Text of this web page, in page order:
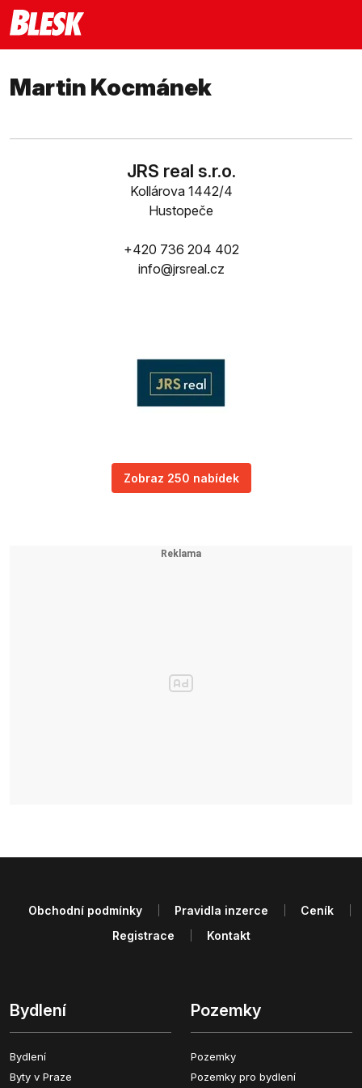
Martin Kocmánek
JRS real s.r.o.
Kollárova 1442/4
Hustopeče
+420 736 204 402
info@jrsreal.cz
Zobraz 250 nabídek
Bydlení
Bydlení
Byty v Praze
Pozemky
Pozemky
Pozemky pro bydlení
Obchodní podmínky Pravidla inzerce
Ceník
Registrace
Kontakt